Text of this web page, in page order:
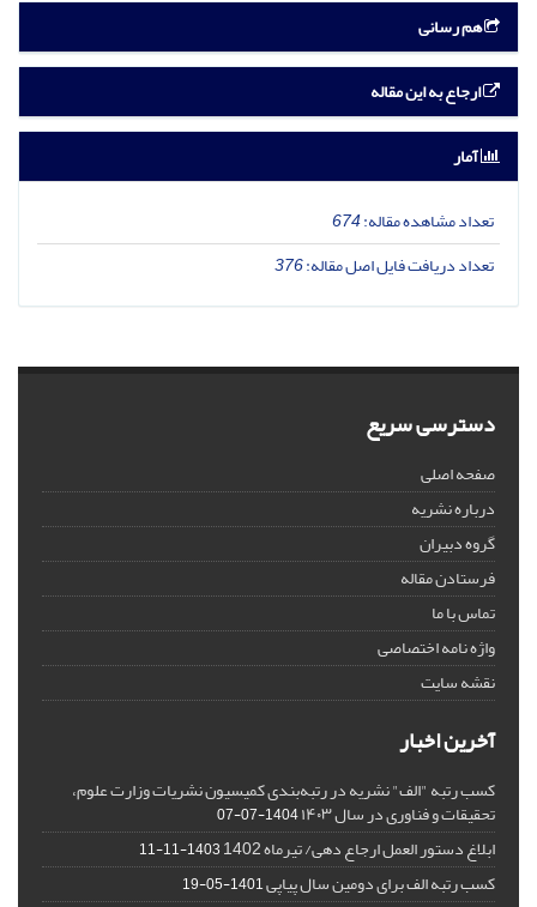
هم رسانی
ارجاع به این مقاله
آمار
تعداد مشاهده مقاله:674
تعداد دریافت فایل اصل مقاله:376
دسترسی سریع
صفحه اصلی
درباره نشریه
گروه دبیران
فرستادن مقاله
تماس با ما
واژه نامه اختصاصی
نقشه سایت
آخرین اخبار
کسب رتبه "الف" نشریه در رتبه‌بندی کمیسیون نشریات وزارت علوم،
تحقیقات و فناوری در سال ۱۴۰۳ 1404-07-07
ابلاغ دستور العمل ارجاع دهی/ تیرماه 1402 1403-11-11
کسب رتبه الف برای دومین سال پیاپی1401-05-19